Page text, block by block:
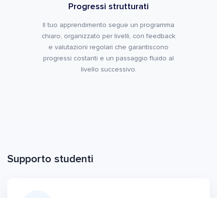
Progressi strutturati
Il tuo apprendimento segue un programma
chiaro, organizzato per livelli, con feedback
e valutazioni regolari che garantiscono
progressi costanti e un passaggio fluido al
livello successivo.
Supporto studenti